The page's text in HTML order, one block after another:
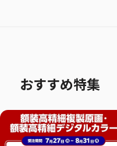
おすすめ特集